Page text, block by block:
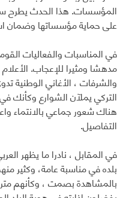
المؤسسات. هذا الحدث يطرح
على حماية مؤسساتها وضمان
في المناسبات والفعاليات
مدهشا ومثيرا للإعجاب.
والشرفات ، الأغاني الوطنية
التركي يملآن الشوارع وكأنك
هناك شعور جماعي بالانتماء
التفاصيل.
في المقابل ، نادرا ما يظهر
بلده في مناسبة عامة، وكثير
بالمشاهدة بصمت ، وكأنهم